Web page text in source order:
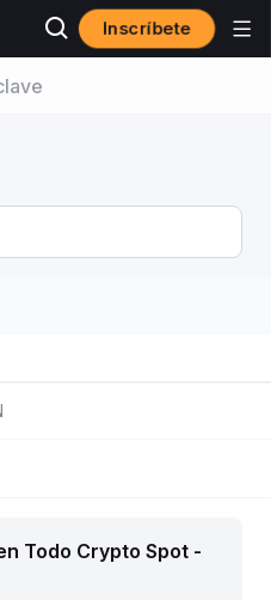
Inscríbete
Todo Crypto Spot -